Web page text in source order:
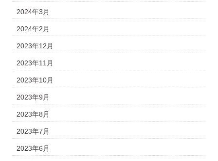
2024年3月
2024年2月
2023年12月
2023年11月
2023年10月
2023年9月
2023年8月
2023年7月
2023年6月